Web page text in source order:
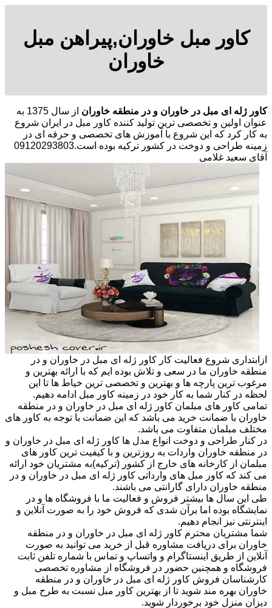
کاور مبل خاوران,پیراهن مبل
خاوران
کاور ژله ای مبل در خاوران و در منطقه خاوران
از سال 1375 به
عنوان اولین و تخصصی ترین تولید کننده کاور مبل در ایران شروع
به کار کرد که این شروع با آموزش های تخصصی و حرفه ای در
زمینه طراحی و دوخت در کشور ترکیه بوده است.09120293803
آقای سعید غلامی
ازابتداری شروع فعالیت کار کاور ژله ای مبل در خاوران و در
منطقه خاوران ما در سعی و تلاش بوده ایم که با ارائه بهترین و
مرغوب ترین پارچه ها و بهترین و تخصصی ترین خیاط ها تا این
لحظه در کنار شما به کار خود در زمینه کاور مبل ادامه دهیم.
تمامی کاور های مبلمان کاور ژله ای مبل در خاوران و در منطقه
خاوران با ضمانت خرید می باشد که این ضمانت با توجه به کاور های
مختلف مبلمان متفاوت می باشد.
در کنار طراحی و دوخت انواع مدل ها کاور ژله ای مبل در خاوران و
در منطقه خاوران واردات به روزترین و با کیفیت ترین کاور های
مبلمان از کارخانه های خارج از کشور (ترکیه)به مشتریان خود ارائه
می کند که کاور مبل های وارداتی کاور ژله ای مبل در خاوران و در
منطقه خاوران دارای گارانتی می باشند.
طی این سال ها بیشتر فروش و فعالیت ما با فروشگاه ها و در
نمایشگاه بوده اما برآن شدی که فروش خود را به صورت آنلاین و
اینترنتی نیز انجام دهیم.
شما مشتریان محترم کاور ژله ای مبل در خاوران و در منطقه
خاوران برای دریافت مشاوره قبل از خرید می توانید به صورت
آنلاین از طریق اینستاگرام و واتساپ و تماس با شماره تلفن ثابت
فروشگاه و همچنین حضور در فروشگاه از مشاوره تخصصی
کارشناسان فروش کاور ژله ای مبل در خاوران و در منطقه
خاوران بهره مند شوید تا از بهترین کاور مبل نسبت به طرح مبل و
دیزان منزل خود برخوردار شوید.